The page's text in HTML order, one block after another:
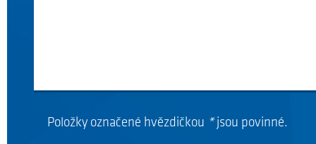
Položky označené hvězdičkou *jsou povinné.
ABSOLVENT